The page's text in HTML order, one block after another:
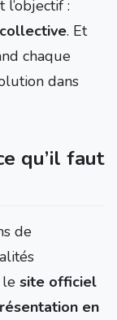
l’objectif :
collective. Et
chaque
dans
qu’il faut
de
site officiel
en